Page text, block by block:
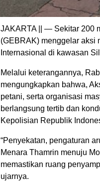
JAKARTA || — Sekitar 200
(GEBRAK) menggelar aksi
Internasional di kawasan
Melalui keterangannya,
mengungkapkan bahwa,
petani, serta organisasi
berlangsung tertib dan
Kepolisian Republik
“Penyekatan, pengaturan
Menara Thamrin menuju
memastikan ruang
ujarnya.